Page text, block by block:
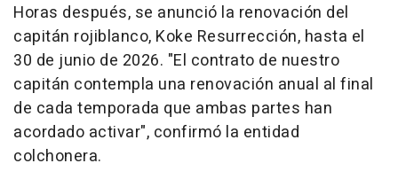
Horas después, se anunció la renovación del
capitán rojiblanco, Koke Resurrección, hasta el
30 de junio de 2026. "El contrato de nuestro
capitán contempla una renovación anual al final
de cada temporada que ambas partes han
acordado activar", confirmó la entidad
colchonera.